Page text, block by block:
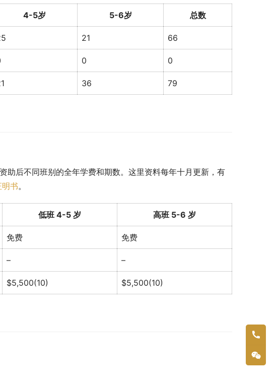
4-5岁 5-6岁 总数
21 66
0 0
36 79
助后不同班别的全年学费和期数。这里资料每年十月更新，有
书。
低班 4-5 岁 高班 5-6 岁
免费 免费
– –
$5,500(10) $5,500(10)